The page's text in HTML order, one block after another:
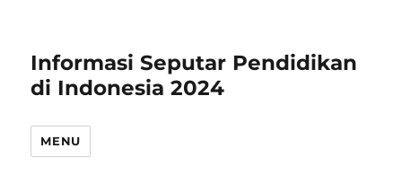
Informasi Seputar Pendidikan
di Indonesia 2024
MENU